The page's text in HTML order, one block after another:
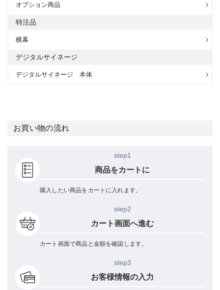
オプション商品
特注品
横幕
デジタルサイネージ
デジタルサイネージ 本体
お買い物の流れ
step1
商品をカートに
購入したい商品をカートに入れます。
step2
カート画面へ進む
カート画面で商品と金額を確認します。
step3
お客様情報の入力